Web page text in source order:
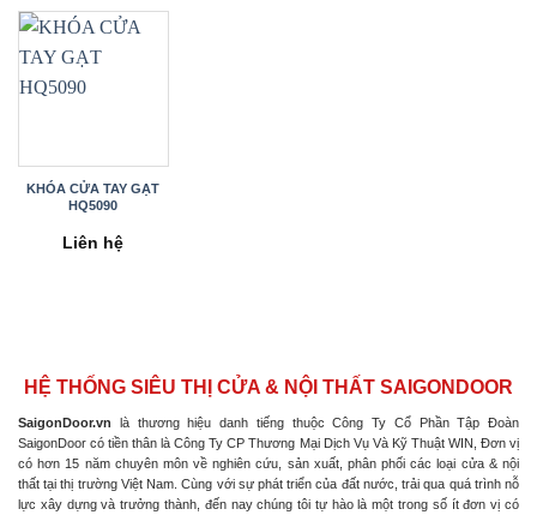
KHÓA CỬA TAY GẠT
HQ5090
Liên hệ
HỆ THỐNG SIÊU THỊ CỬA & NỘI THẤT SAIGONDOOR
SaigonDoor.vn là thương hiệu danh tiếng thuộc Công Ty Cổ Phần Tập Đoàn
SaigonDoor có tiền thân là Công Ty CP Thương Mại Dịch Vụ Và Kỹ Thuật WIN, Đơn vị
có hơn 15 năm chuyên môn về nghiên cứu, sản xuất, phân phối các loại cửa & nội
thất tại thị trường Việt Nam. Cùng với sự phát triển của đất nước, trải qua quá trình nỗ
lực xây dựng và trưởng thành, đến nay chúng tôi tự hào là một trong số ít đơn vị có